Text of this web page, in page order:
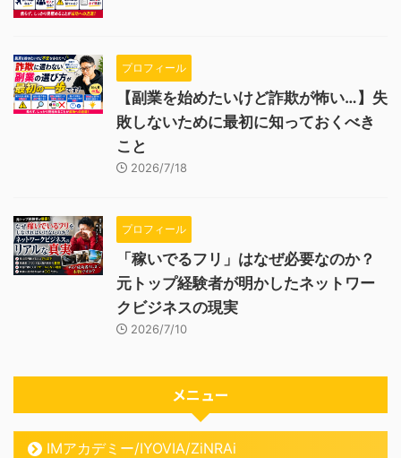
プロフィール
【副業を始めたいけど詐欺が怖い…】失
敗しないために最初に知っておくべき
こと
2026/7/18
プロフィール
「稼いでるフリ」はなぜ必要なのか？
元トップ経験者が明かしたネットワー
クビジネスの現実
2026/7/10
メニュー
IMアカデミー/IYOVIA/ZiNRAi